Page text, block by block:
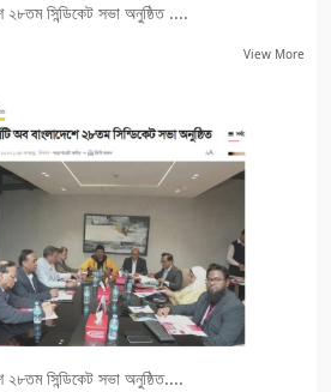
২৮তম সিন্ডিকেট সভা অনুষ্ঠিত ....
View More
২৮তম সিন্ডিকেট সভা অনুষ্ঠিত....